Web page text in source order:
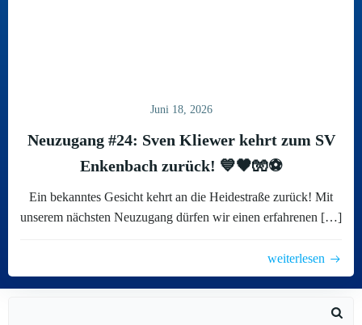
Juni 18, 2026
Neuzugang #24: Sven Kliewer kehrt zum SV
Enkenbach zurück! 💙🖤🧤⚽
Ein bekanntes Gesicht kehrt an die Heidestraße zurück! Mit
unserem nächsten Neuzugang dürfen wir einen erfahrenen […]
weiterlesen